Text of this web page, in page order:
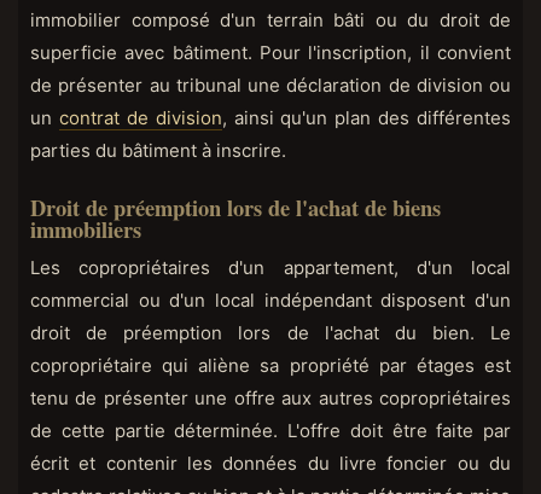
immobilier composé d'un terrain bâti ou du droit de
superficie avec bâtiment. Pour l'inscription, il convient
de présenter au tribunal une déclaration de division ou
un contrat de division, ainsi qu'un plan des différentes
parties du bâtiment à inscrire.
Droit de préemption lors de l'achat de biens
immobiliers
Les copropriétaires d'un appartement, d'un local
commercial ou d'un local indépendant disposent d'un
droit de préemption lors de l'achat du bien. Le
copropriétaire qui aliène sa propriété par étages est
tenu de présenter une offre aux autres copropriétaires
de cette partie déterminée. L'offre doit être faite par
écrit et contenir les données du livre foncier ou du